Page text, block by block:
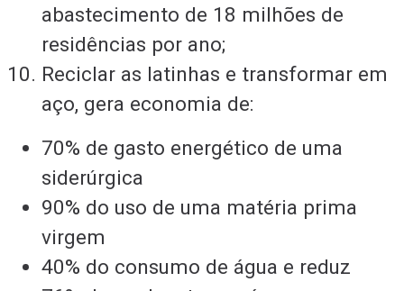
abastecimento de 18 milhões de
residências por ano;
Reciclar as latinhas e transformar em
aço, gera economia de:
70% de gasto energético de uma
siderúrgica
90% do uso de uma matéria prima
virgem
40% do consumo de água e reduz